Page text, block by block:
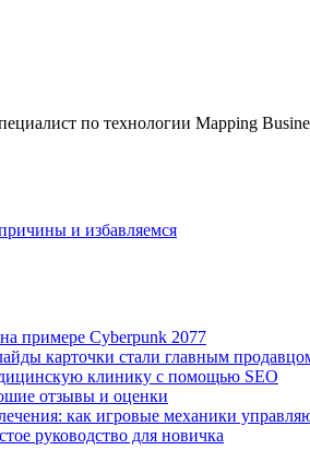
по технологии Mapping
и избавляемся
примере Cyberpunk 2077
карточки стали главным
клинику с помощью SEO
отзывы и оценки
как игровые механики
руководство для новичка